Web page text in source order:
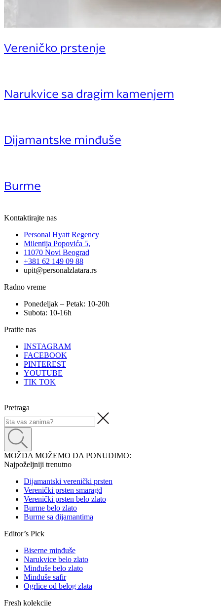
Vereničko prstenje
Narukvice sa dragim kamenjem
Dijamantske minđuše
Burme
Kontaktirajte nas
Personal Hyatt Regency
Milentija Popovića 5,
11070 Novi Beograd
+381 62 149 09 88
upit@personalzlatara.rs
Radno vreme
Ponedeljak – Petak: 10-20h
Subota: 10-16h
Pratite nas
INSTAGRAM
FACEBOOK
PINTEREST
YOUTUBE
TIK TOK
Pretraga
MOŽDA MOŽEMO DA PONUDIMO:
Najpoželjniji trenutno
Dijamantski verenički prsten
Verenički prsten smaragd
Verenički prsten belo zlato
Burme belo zlato
Burme sa dijamantima
Editor’s Pick
Biserne minđuše
Narukvice belo zlato
Minđuše belo zlato
Minđuše safir
Ogrlice od belog zlata
Fresh kolekcije